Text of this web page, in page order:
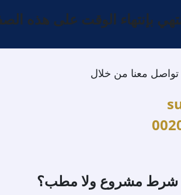
بإنتهاء الوقت على هذه
تواصل معنا من خلال
شرط مشروع ولا مطب؟